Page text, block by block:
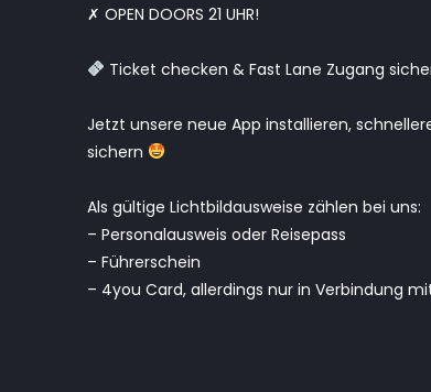
✗ OPEN DOORS 21 UHR!
Ticket checken & Fast Lane Zugang
Jetzt unsere neue App installieren,
sichern
Als gültige Lichtbildausweise zählen bei uns:
– Personalausweis oder Reisepass
– Führerschein
– 4you Card, allerdings nur in Verbindung